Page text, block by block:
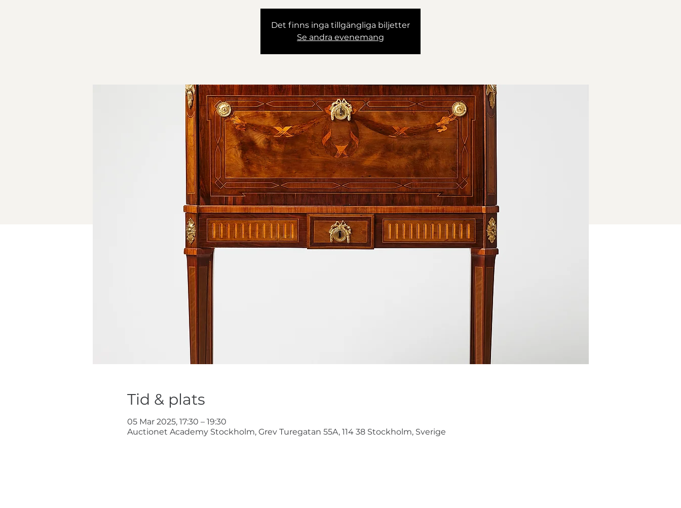
Det finns inga tillgängliga biljetter
Se andra evenemang
Tid & plats
05 Mar 2025, 17:30 – 19:30
Auctionet Academy Stockholm, Grev Turegatan 55A, 114 38 Stockholm, Sverige